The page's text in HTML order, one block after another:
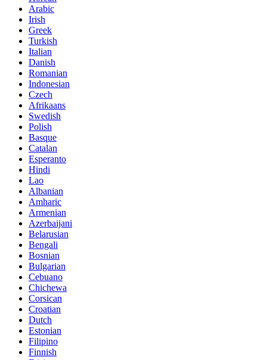
Arabic
Irish
Greek
Turkish
Italian
Danish
Romanian
Indonesian
Czech
Afrikaans
Swedish
Polish
Basque
Catalan
Esperanto
Hindi
Lao
Albanian
Amharic
Armenian
Azerbaijani
Belarusian
Bengali
Bosnian
Bulgarian
Cebuano
Chichewa
Corsican
Croatian
Dutch
Estonian
Filipino
Finnish